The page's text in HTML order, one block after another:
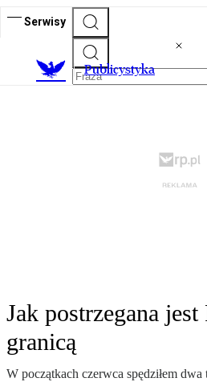
Serwisy
Publicystyka
Jak postrzegana jest
granicą
W początkach czerwca spędziłem